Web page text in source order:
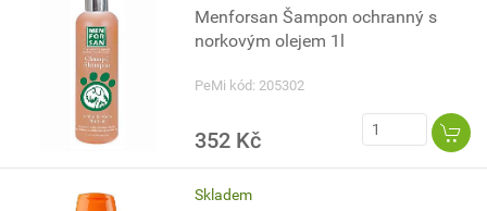
Menforsan Šampon ochranný s
norkovým olejem 1l
PeMi kód: 205302
352 Kč
Skladem